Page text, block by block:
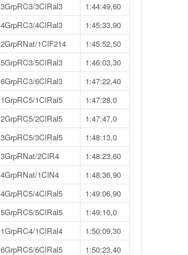
3GrpRC3/3ClRal3
1:44:49,60
4GrpRC3/4ClRal3
1:45:33,90
2GrpRNat/1ClF214
1:45:52,50
5GrpRC3/5ClRal3
1:46:03,30
6GrpRC3/6ClRal3
1:47:22,40
1GrpRC5/1ClRal5
1:47:28,0
2GrpRC5/2ClRal5
1:47:47,0
3GrpRC5/3ClRal5
1:48:13,0
3GrpRNat/2ClR4
1:48:23,60
4GrpRNat/1ClN4
1:48:36,90
4GrpRC5/4ClRal5
1:49:06,90
5GrpRC5/5ClRal5
1:49:10,0
1GrpRC4/1ClRal4
1:50:09,30
6GrpRC5/6ClRal5
1:50:23,40